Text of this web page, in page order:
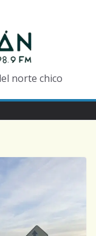
norte chico